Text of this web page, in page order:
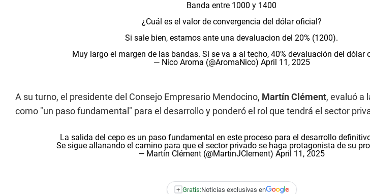
Banda entre 1000 y 1400
¿Cuál es el valor de convergencia del dólar oficial?
Si sale bien, estamos ante una devaluacion del 20% (1200).
Muy largo el margen de las bandas. Si se va a al techo, 40% devaluación del dólar
— Nico Aroma (@AromaNico) April 11, 2025
A su turno, el presidente del Consejo Empresario Mendocino, Martín Clément, evaluó a
como "un paso fundamental" para el desarrollo y ponderó el rol que tendrá el sector
La salida del cepo es un paso fundamental en este proceso para el desarrollo
Se sigue allanando el camino para que el sector privado se haga protagonista de su
— Martín Clément (@MartinJClement) April 11, 2025
+ Gratis:Noticias exclusivas en